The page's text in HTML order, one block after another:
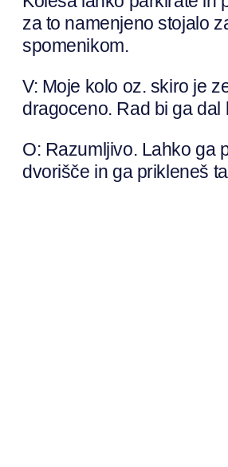
za to namenjeno stojalo
spomenikom.
V: Moje kolo oz. skiro je
dragoceno. Rad bi ga dal
O: Razumljivo. Lahko ga
dvorišče in ga prikleneš